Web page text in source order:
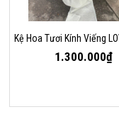
Kệ Hoa Tươi Kính Viếng
1.300.000₫